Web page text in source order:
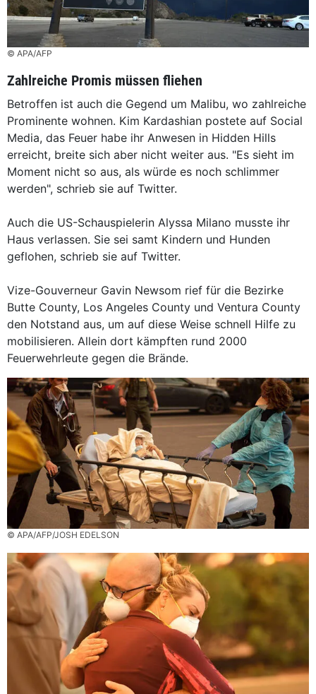
© APA/AFP
Zahlreiche Promis müssen fliehen
Betroffen ist auch die Gegend um Malibu, wo zahlreiche
Prominente wohnen. Kim Kardashian postete auf Social
Media, das Feuer habe ihr Anwesen in Hidden Hills
erreicht, breite sich aber nicht weiter aus. "Es sieht im
Moment nicht so aus, als würde es noch schlimmer
werden", schrieb sie auf Twitter.
Auch die US-Schauspielerin Alyssa Milano musste ihr
Haus verlassen. Sie sei samt Kindern und Hunden
geflohen, schrieb sie auf Twitter.
Vize-Gouverneur Gavin Newsom rief für die Bezirke
Butte County, Los Angeles County und Ventura County
den Notstand aus, um auf diese Weise schnell Hilfe zu
mobilisieren. Allein dort kämpften rund 2000
Feuerwehrleute gegen die Brände.
© APA/AFP/JOSH EDELSON